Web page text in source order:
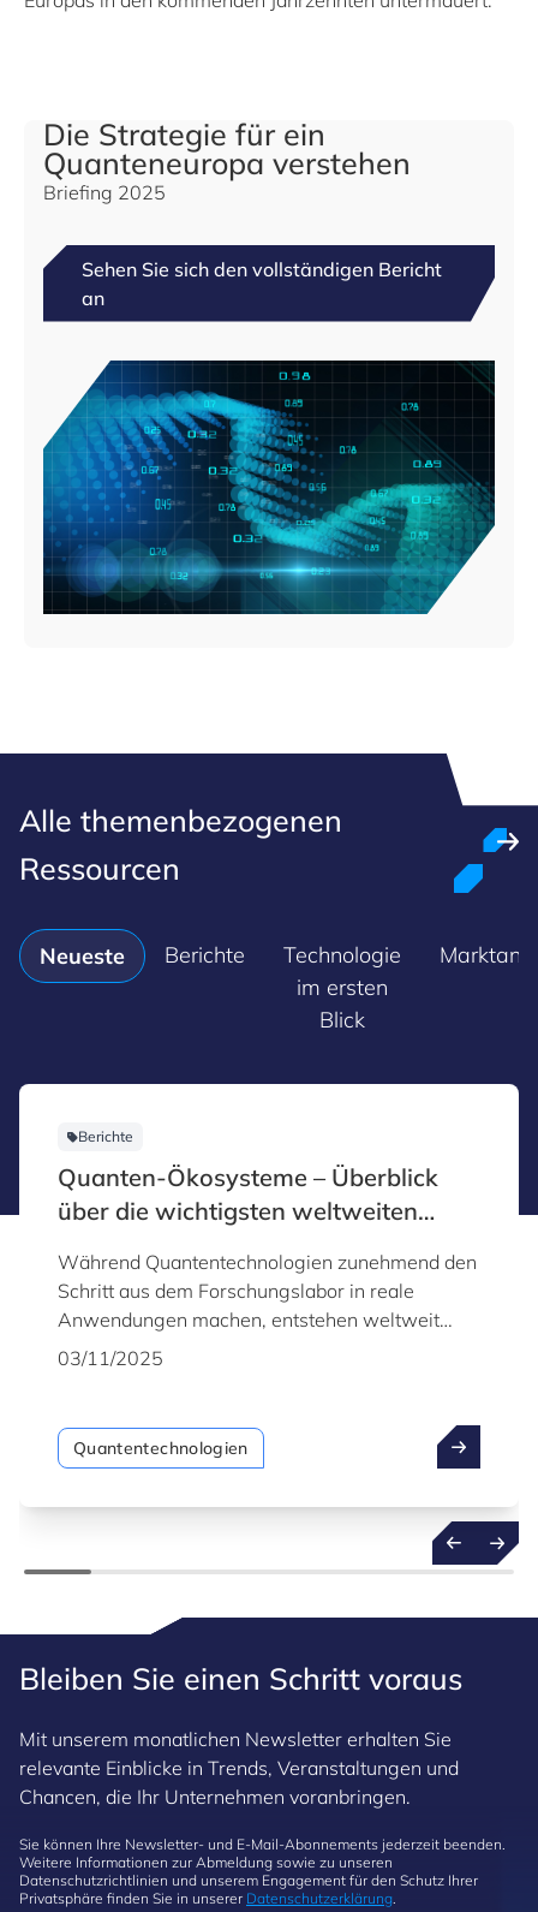
Die Strategie für ein
Quanteneuropa verstehen
Briefing 2025
Sehen Sie sich den vollständigen Bericht
an
Alle themenbezogenen
Ressourcen
Neueste Berichte
Technologie
im ersten
Blick
Berichte
Quanten-Ökosysteme – Überblick
über die wichtigsten weltweiten
Während Quantentechnologien zunehmend den
Schritt aus dem Forschungslabor in reale
Anwendungen machen, entstehen weltweit
Ökosysteme, die sich frühzeitig strategische
fortschrittlichsten Quantum-Hubs und zeigt die
strategischen Kräfte, die ihre Entwicklung
03/11/2025
Quantentechnologien
Bleiben Sie einen Schritt voraus
Mit unserem monatlichen Newsletter erhalten Sie
relevante Einblicke in Trends, Veranstaltungen und
Chancen, die Ihr Unternehmen voranbringen.
Sie können Ihre Newsletter- und E-Mail-Abonnements jederzeit beenden.
Weitere Informationen zur Abmeldung sowie zu unseren
Datenschutzrichtlinien und unserem Engagement für den Schutz Ihrer
Privatsphäre finden Sie in unserer Datenschutzerklärung.